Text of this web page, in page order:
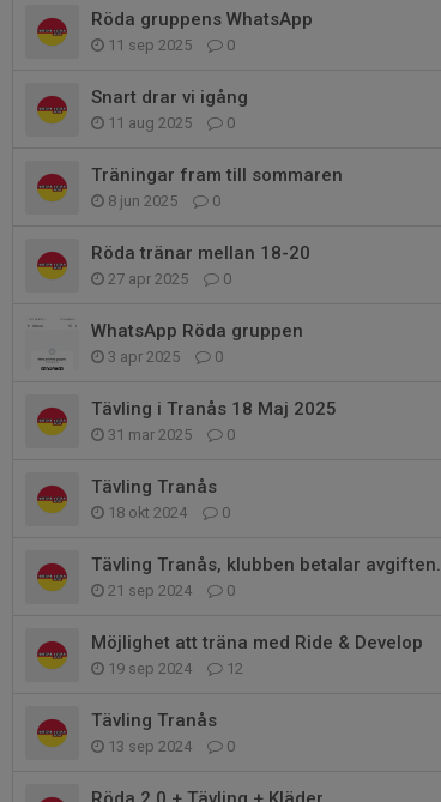
Röda gruppens WhatsApp
11 sep 2025 0
Snart drar vi igång
11 aug 2025 0
Träningar fram till sommaren
8 jun 2025 0
Röda tränar mellan 18-20
27 apr 2025 0
WhatsApp Röda gruppen
3 apr 2025 0
Tävling i Tranås 18 Maj 2025
31 mar 2025 0
Tävling Tranås
18 okt 2024 0
Tävling Tranås, klubben betalar avgiften.
21 sep 2024 0
Möjlighet att träna med Ride & Develop
19 sep 2024 12
Tävling Tranås
13 sep 2024 0